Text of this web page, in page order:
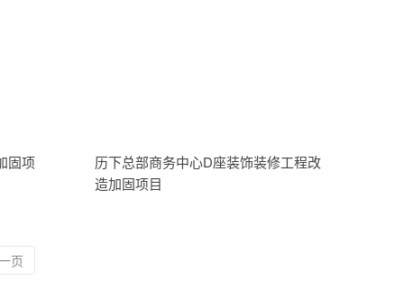
固项
历下总部商务中心D座装饰装修工程改
造加固项目
页